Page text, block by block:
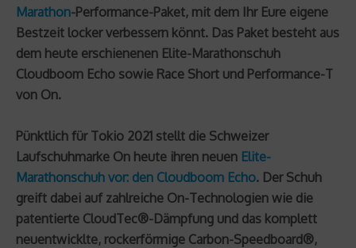
Marathon-Performance-Paket, mit dem Ihr Eure eigene
Bestzeit locker verbessern könnt. Das Paket besteht aus
dem heute erschienenen Elite-Marathonschuh
Cloudboom Echo sowie Race Short und Performance-T
von On.
Pünktlich für Tokio 2021 stellt die Schweizer
Laufschuhmarke On heute ihren neuen Elite-
Marathonschuh vor: den Cloudboom Echo. Der Schuh
greift dabei auf zahlreiche On-Technologien wie die
patentierte CloudTec®-Dämpfung und das komplett
neuentwicklte, rockerförmige Carbon-Speedboard®,